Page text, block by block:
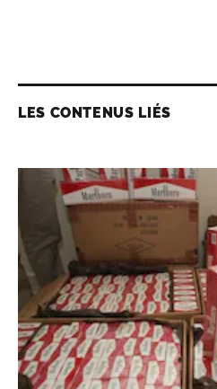
LES CONTENUS LIÉS